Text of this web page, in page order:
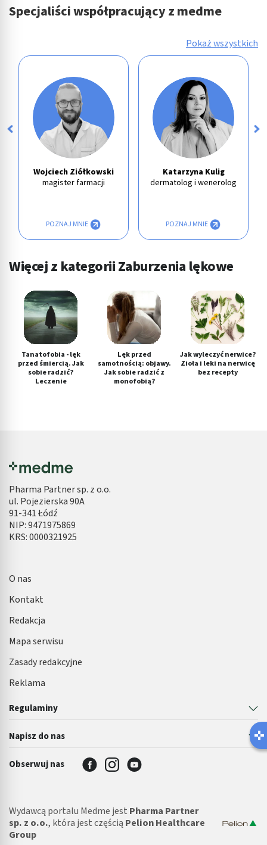
Specjaliści współpracujący z medme
Pokaż wszystkich
Wojciech Ziółkowski
magister farmacji
POZNAJ MNIE
Katarzyna Kulig
dermatolog i wenerolog
POZNAJ MNIE
Więcej z kategorii Zaburzenia lękowe
Tanatofobia - lęk
przed śmiercią. Jak
sobie radzić?
Leczenie
Lęk przed
samotnością: objawy.
Jak sobie radzić z
monofobią?
Jak wyleczyć nerwice?
Zioła i leki na nerwicę
bez recepty
Pharma Partner sp. z o.o.
ul. Pojezierska 90A
91-341 Łódź
NIP: 9471975869
KRS: 0000321925
Regulaminy
Napisz do nas
O nas
Kontakt
Redakcja
Mapa serwisu
Zasady redakcyjne
Reklama
Obserwuj nas
Wydawcą portalu Medme jest Pharma Partner
sp. z o.o., która jest częścią Pelion Healthcare
Group
Latem łatwiej o infekcję